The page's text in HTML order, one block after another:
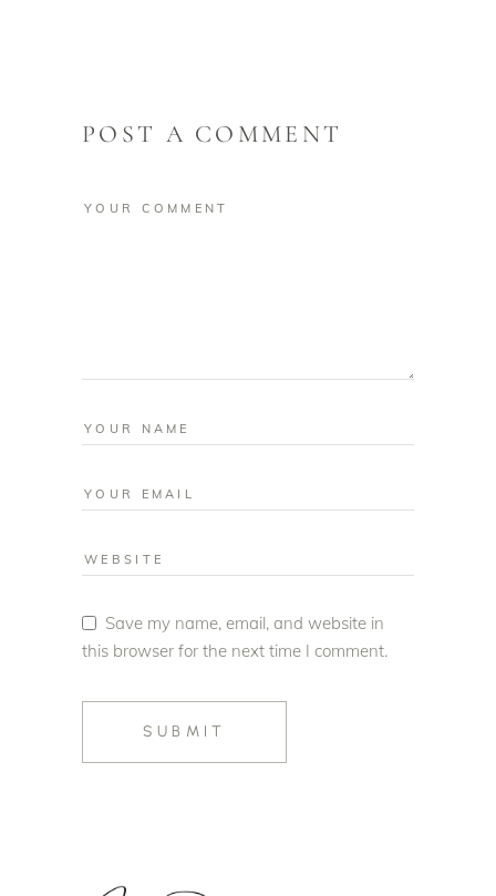
POST A COMMENT
Save my name, email, and website in
this browser for the next time I comment.
SUBMIT